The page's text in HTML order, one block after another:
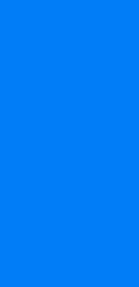
Аквинкум
рос и
известен не
курортом для
бани,
Аквинкума
размещалось
больше, чем
– это III
район, с
развалины,
Расположен на
Основные